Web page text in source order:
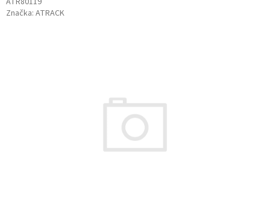
Značka: ATRACK